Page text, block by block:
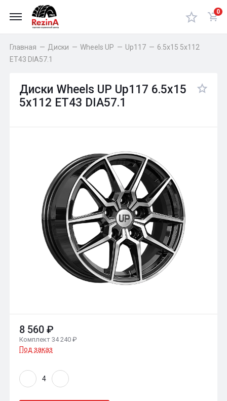
0
Главная — Диски — Wheels UP — Up117 — 6.5x15 5x112
ET43 DIA57.1
Диски Wheels UP Up117 6.5x15
5x112 ET43 DIA57.1
8 560 ₽
Комплект 34 240 ₽
Под заказ